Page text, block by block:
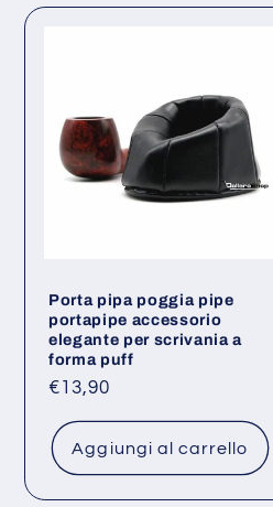
Porta pipa poggia pipe
portapipe accessorio
elegante per scrivania a
forma puff
Prezzo
listino
€13,90
Aggiungi al carrello